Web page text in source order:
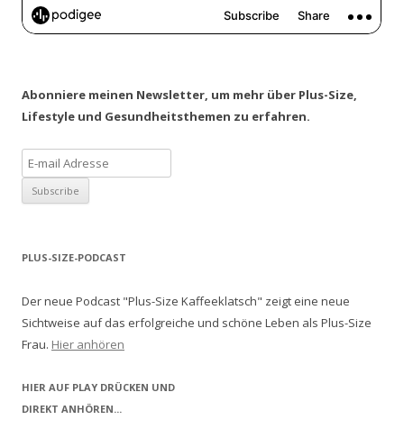
Abonniere meinen Newsletter, um mehr über Plus-Size,
Lifestyle und Gesundheitsthemen zu erfahren.
PLUS-SIZE-PODCAST
Der neue Podcast "Plus-Size Kaffeeklatsch" zeigt eine neue
Sichtweise auf das erfolgreiche und schöne Leben als Plus-Size
Frau. Hier anhören
HIER AUF PLAY DRÜCKEN UND
DIREKT ANHÖREN...